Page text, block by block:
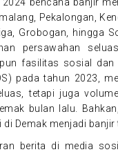
Pekalongan,
Grobogan, hingga
persawahan
fasilitas sosial
pada tahun 2023,
tetapi juga
bulan lalu.
di Demak menjadi
berita di media